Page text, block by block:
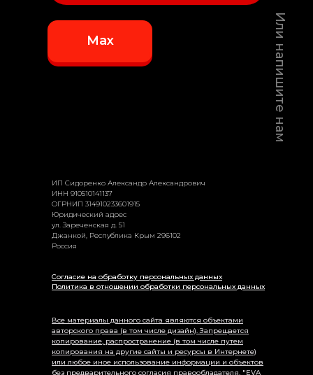
Или напишите нам
Max
Политика в отношении обработки персональных данных
Все материалы данного сайта являются объектами
авторского права (в том числе дизайн). Запрещается
копирование, распространение (в том числе путем
копирования на другие сайты и ресурсы в Интернете)
или любое иное использование информации и объектов
без предварительного согласия правообладателя. "EVA
Согласие на обработку персональных данных
ИП Сидоренко Александр Александрович
ИНН 910510141137
ОГРНИП 314910233601915
Юридический адрес
ул. Зареченская д. 51
Джанкой, Республика Крым 296102
Россия